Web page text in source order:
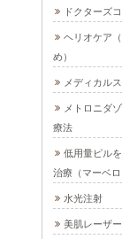
ドクターズ
ヘリオケア
め）
メディカル
メトロニダ
療法
低用量ピル
治療（マーベロ
水光注射
美肌レーザー